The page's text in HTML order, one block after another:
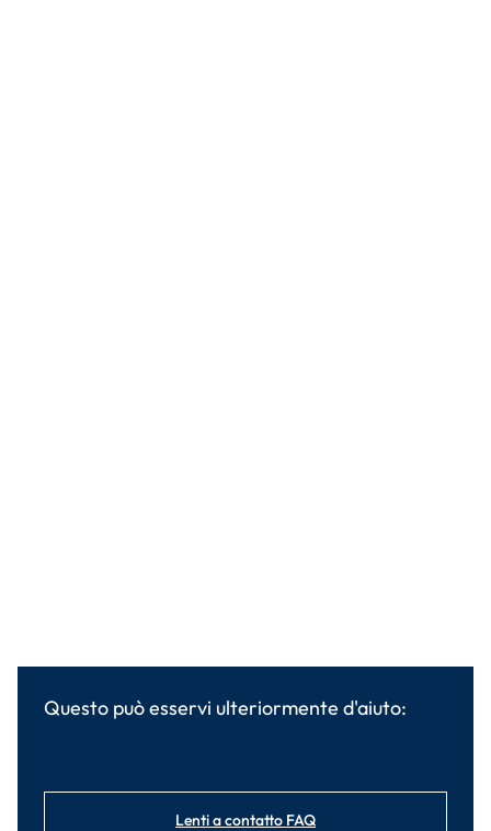
Questo può esservi ulteriormente d'aiuto:
Lenti a contatto FAQ